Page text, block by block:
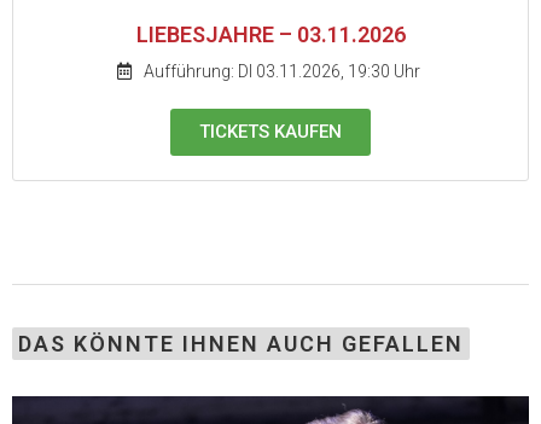
LIEBESJAHRE – 03.11.2026
Aufführung: DI 03.11.2026, 19:30 Uhr
TICKETS KAUFEN
DAS KÖNNTE IHNEN AUCH GEFALLEN